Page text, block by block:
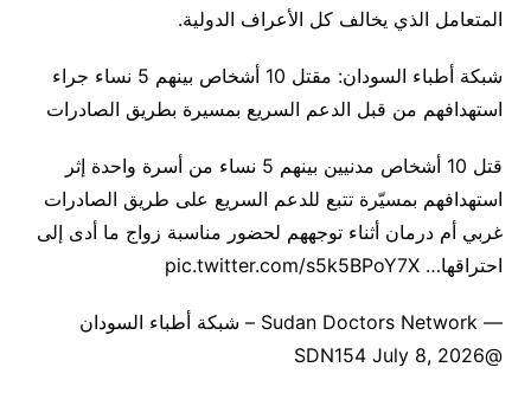
المتعامل الذي يخالف كل الأعراف الدولية.
شبكة أطباء السودان: مقتل 10 أشخاص بينهم 5 نساء جراء
استهدافهم من قبل الدعم السريع بمسيرة بطريق الصادرات
قتل 10 أشخاص مدنيين بينهم 5 نساء من أسرة واحدة إثر
استهدافهم بمسيّرة تتبع للدعم السريع على طريق الصادرات
غربي أم درمان أثناء توجههم لحضور مناسبة زواج ما أدى إلى
احتراقها… pic.twitter.com/s5k5BPoY7X
— Sudan Doctors Network – شبكة أطباء السودان
@SDN154 July 8, 2026